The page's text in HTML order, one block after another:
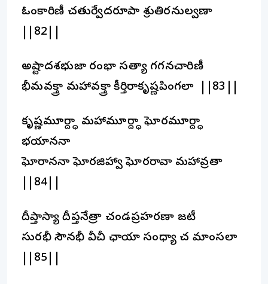
ఓంకారిణీ చతుర్వేదరూపా శ్రుతిరనుల్వణా
||82||
అష్టాదశభుజా రంభా సత్యా గగనచారిణీ
భీమవక్త్రా మహావక్త్రా కీర్తిరాకృష్ణపింగలా ||83||
కృష్ణమూర్ద్ధా మహామూర్ద్ధా ఘోరమూర్ద్ధా
భయాననా
ఘోరాననా ఘోరజిహ్వా ఘోరరావా మహావ్రతా
||84||
దీప్తాస్యా దీప్తనేత్రా చండప్రహరణా జటీ
సురభీ సౌనభీ వీచీ ఛాయా సంధ్యా చ మాంసలా
||85||